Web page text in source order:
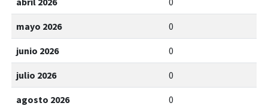
mayo 2026 0
junio 2026 0
julio 2026 0
agosto 2026 0